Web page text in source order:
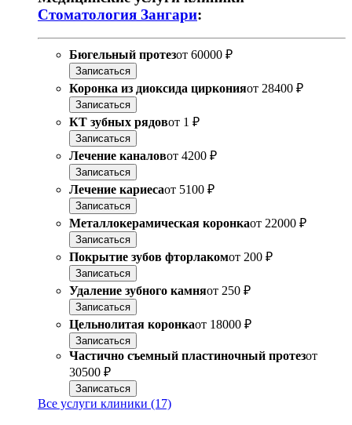
Стоматология Зангари:
Бюгельный протезот 60000 ₽
Записаться
Коронка из диоксида цирконияот 28400 ₽
Записаться
КТ зубных рядовот 1 ₽
Записаться
Лечение каналовот 4200 ₽
Записаться
Лечение кариесаот 5100 ₽
Записаться
Металлокерамическая коронкаот 22000 ₽
Записаться
Покрытие зубов фторлакомот 200 ₽
Записаться
Удаление зубного камняот 250 ₽
Записаться
Цельнолитая коронкаот 18000 ₽
Записаться
Частично съемный пластиночный протезот
30500 ₽
Записаться
Все услуги клиники (17)